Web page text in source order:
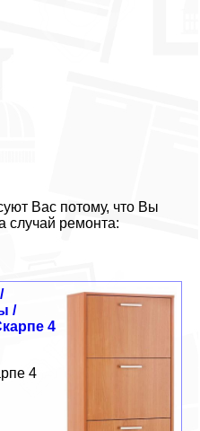
Вас потому, что Вы
случай ремонта:
/
4
4